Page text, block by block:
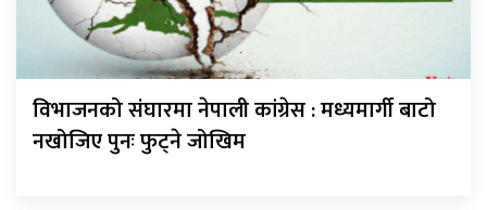
विभाजनको संघारमा नेपाली कांग्रेस : मध्यमार्गी बाटो
नखोजिए पुनः फुट्ने जोखिम